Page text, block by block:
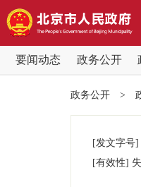
要闻动态 政务公开
政务公开 >
[发文字号]
[有效性]